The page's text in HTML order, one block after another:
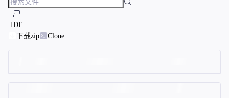
IDE
下载zip
Clone